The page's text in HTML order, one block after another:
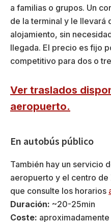
a familias o grupos. Un
de la terminal y le llevará
alojamiento, sin
llegada. El precio es fijo
competitivo para dos o
Ver traslados
aeropuerto.
En autobús público
También hay un servicio
aeropuerto y el centro
que consulte los horarios
Duración: ~20-25min
Coste: